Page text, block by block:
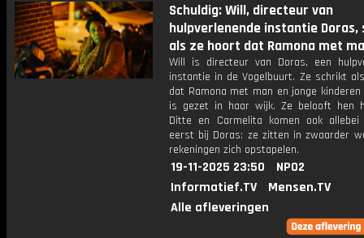
Schuldig: Will, directeur van
hulpverlenende instantie Doras,
als ze hoort dat Ramona met ma
Will is directeur van Doras, een
instantie in de Vogelbuurt. Ze schrikt
dat Ramona met man en jonge
is gezet in haar wijk. Ze belooft hen
Ditte en Carmelita komen ook
eerst bij Doras: ze zitten in zwaarder
rekeningen zich opstapelen.
19-11-2025 23:50
NPO2
Informatief.TV
Mensen.TV
Alle afleveringen